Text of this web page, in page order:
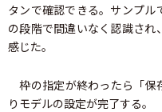
タンで確認できる。サンプル
の段階で間違いなく認識され
感じた。
枠の指定が終わったら「保
りモデルの設定が完了する。